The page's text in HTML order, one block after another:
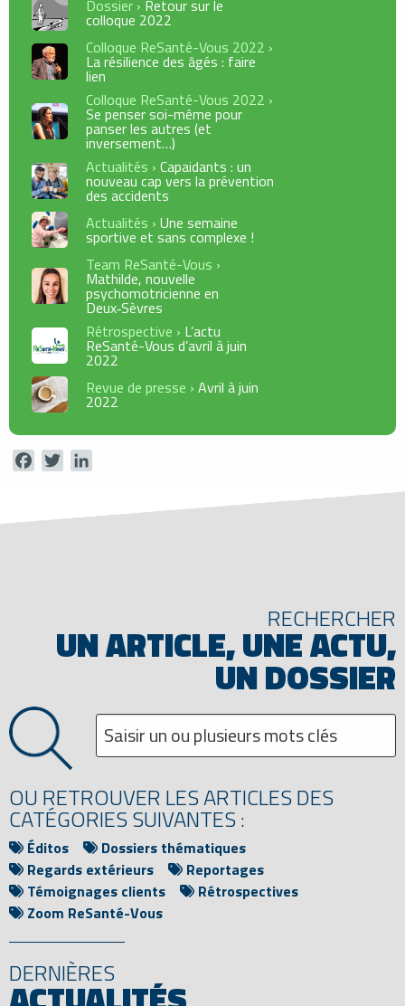
Dossier › Retour sur le
colloque 2022
Colloque ReSanté-Vous 2022 ›
La résilience des âgés : faire
lien
Colloque ReSanté-Vous 2022 ›
Se penser soi-même pour
panser les autres (et
inversement…)
Actualités › Capaidants : un
nouveau cap vers la prévention
des accidents
Actualités › Une semaine
sportive et sans complexe !
Team ReSanté-Vous ›
Mathilde, nouvelle
psychomotricienne en
Deux‑Sèvres
Rétrospective › L’actu
ReSanté-Vous d’avril à juin
2022
Revue de presse › Avril à juin
2022
FacebookTwitter
RECHERCHER
UN ARTICLE, UNE ACTU,
UN DOSSIER
OU RETROUVER LES ARTICLES DES
CATÉGORIES SUIVANTES :
Éditos
Dossiers thématiques
Regards extérieurs
Reportages
Témoignages clients
Rétrospectives
Zoom ReSanté-Vous
DERNIÈRES